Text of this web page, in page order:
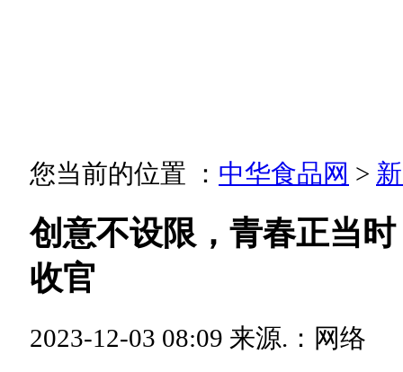
您当前的位置 ： 中华食品网 >
创意不设限，青春正当
收官
2023-12-03 08:09 来源.：网络